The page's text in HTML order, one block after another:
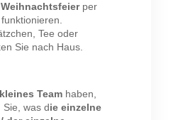
per
Tee oder
Sie nach Haus.
kleines Teamhaben,
was die einzelne